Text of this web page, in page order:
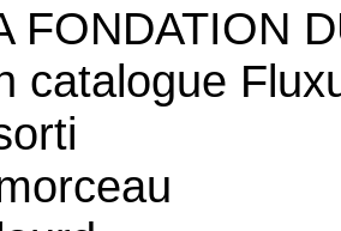
FONDATION
catalogue